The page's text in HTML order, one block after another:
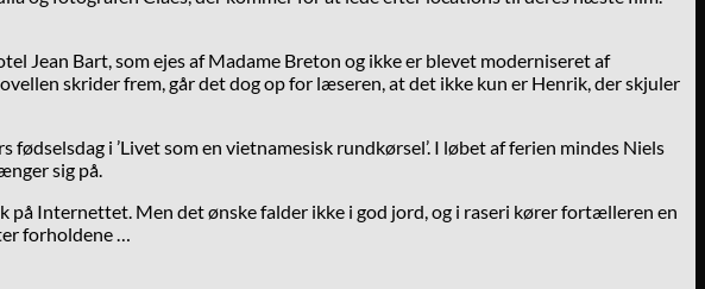
Jean Bart, som ejes af Madame Breton og ikke er blevet moderniseret af
skrider frem, går det dog op for læseren, at det ikke kun er Henrik, der skjuler
i ’Livet som en vietnamesisk rundkørsel’. I løbet af ferien mindes Niels
sig på.
på Internettet. Men det ønske falder ikke i god jord, og i raseri kører fortælleren en
forholdene …